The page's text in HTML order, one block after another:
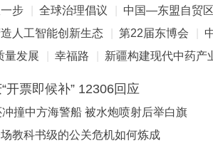
步
全球治理倡议
中国—东盟自贸
人工智能创新生态
第22届东博会
量发展 幸福路 新疆构建现代中药产
开票即候补” 12306回应
撞中方海警船 被水炮喷射后举白旗
教科书级的公关危机如何炼成